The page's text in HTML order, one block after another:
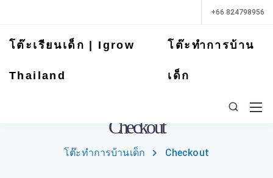
+66 824798956
โต๊ะเรียนเด็ก | Igrow
Thailand
โต๊ะทำการบ้าน
เด็ก
Checkout
โต๊ะทำการบ้านเด็ก Checkout